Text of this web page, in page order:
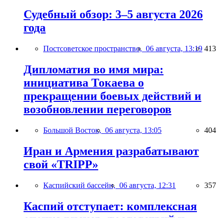
Судебный обзор: 3–5 августа 2026
года
Постсоветское пространство, 06 августа, 13:19 413
Дипломатия во имя мира:
инициатива Токаева о
прекращении боевых действий и
возобновлении переговоров
Большой Восток, 06 августа, 13:05 404
Иран и Армения разрабатывают
свой «TRIPP»
Каспийский бассейн, 06 августа, 12:31 357
Каспий отступает: комплексная